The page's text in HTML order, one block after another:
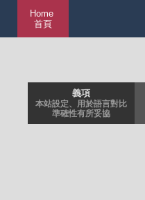
Home
首頁
義項
本站設定、用於語言對比
準確性有所妥協